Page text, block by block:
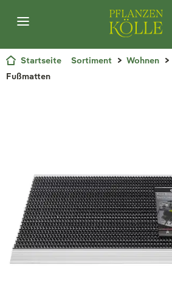
Startseite Sortiment Wohnen
Fußmatten